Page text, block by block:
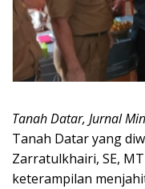
Tanah Datar, Jurnal
Tanah Datar yang
Zarratulkhairi, SE,
keterampilan